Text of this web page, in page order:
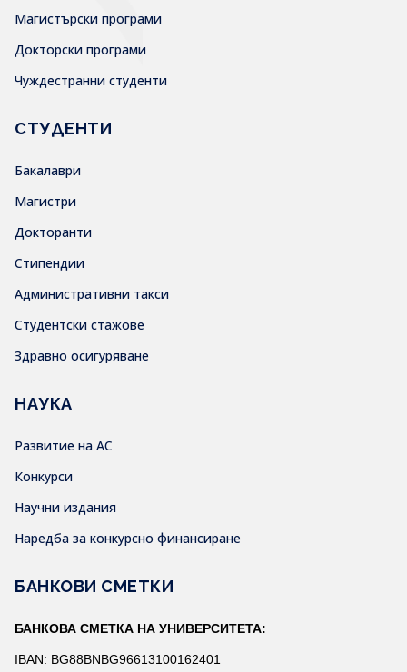
Магистърски програми
Докторски програми
Чуждестранни студенти
СТУДЕНТИ
Бакалаври
Магистри
Докторанти
Стипендии
Административни такси
Студентски стажове
Здравно осигуряване
НАУКА
Развитие на АС
Конкурси
Научни издания
Наредба за конкурсно финансиране
БАНКОВИ СМЕТКИ
БАНКОВА СМЕТКА НА УНИВЕРСИТЕТА:
IBAN: BG88BNBG96613100162401